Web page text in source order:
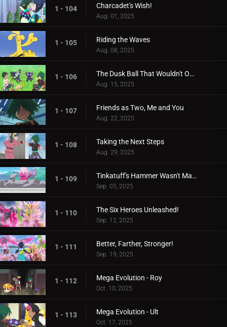
1 - 104 Charcadet's Wish!
Aug. 01, 2025
1 - 105 Riding the Waves
Aug. 08, 2025
1 - 106 The Dusk Ball That Wouldn't Open
Aug. 15, 2025
1 - 107 Friends as Two, Me and You
Aug. 22, 2025
1 - 108 Taking the Next Steps
Aug. 29, 2025
1 - 109 Tinkatuff's Hammer Wasn't Made in a Year!
Sep. 05, 2025
1 - 110 The Six Heroes Unleashed!
Sep. 12, 2025
1 - 111 Better, Farther, Stronger!
Sep. 19, 2025
1 - 112 Mega Evolution - Roy
Oct. 10, 2025
1 - 113 Mega Evolution - Ult
Oct. 17, 2025